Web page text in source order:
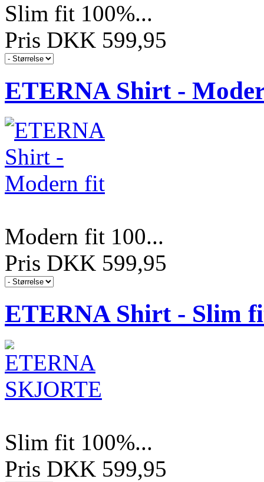
Slim fit 100%...
Pris DKK 599,95
ETERNA Shirt -
Modern fit 100...
Pris DKK 599,95
ETERNA Shirt - Slim
Slim fit 100%...
Pris DKK 599,95